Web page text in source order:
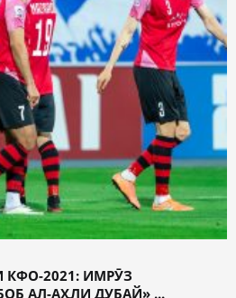
2021: ИМРӮЗ
АЛ-АҲЛИ ДУБАЙ» ...